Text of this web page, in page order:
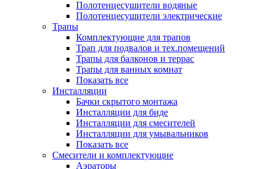
Полотенцесушители водяные
Полотенцесушители электрические
Трапы
Комплектующие для трапов
Трап для подвалов и тех.помещений
Трапы для балконов и террас
Трапы для ванных комнат
Показать все
Инсталляции
Бачки скрытого монтажа
Инсталляции для биде
Инсталляции для смесителей
Инсталляции для умывальников
Показать все
Смесители и комплектующие
Аэраторы